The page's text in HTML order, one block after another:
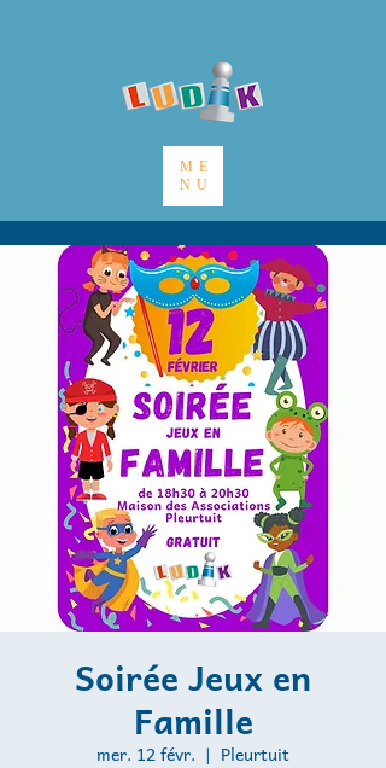
ME
NU
Soirée Jeux en
Famille
mer. 12 févr.
  |
Pleurtuit